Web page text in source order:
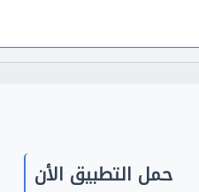
حمل التطبيق الأن